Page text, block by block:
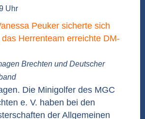
Uhr
Brechten und Deutscher
Die Minigolfer des MGC
e. V. haben bei den
der Allgemeinen